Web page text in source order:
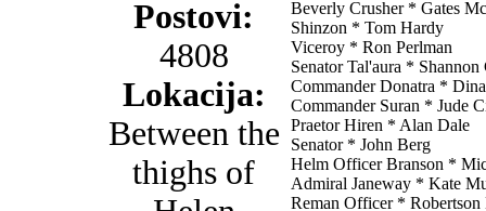
Postovi:
4808
Lokacija:
Between the
thighs of
Beverly Crusher * Gates
Shinzon * Tom Hardy
Viceroy * Ron Perlman
Senator Tal'aura * Shannon
Commander Donatra *
Commander Suran * Jude
Praetor Hiren * Alan Dale
Senator * John Berg
Helm Officer Branson *
Admiral Janeway * Kate
Reman Officer * Robertson